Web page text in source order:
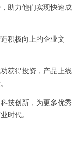
助力他们实现快速成
积极向上的企业文
获得投资，产品上线
技创新，为更多优秀
时代。